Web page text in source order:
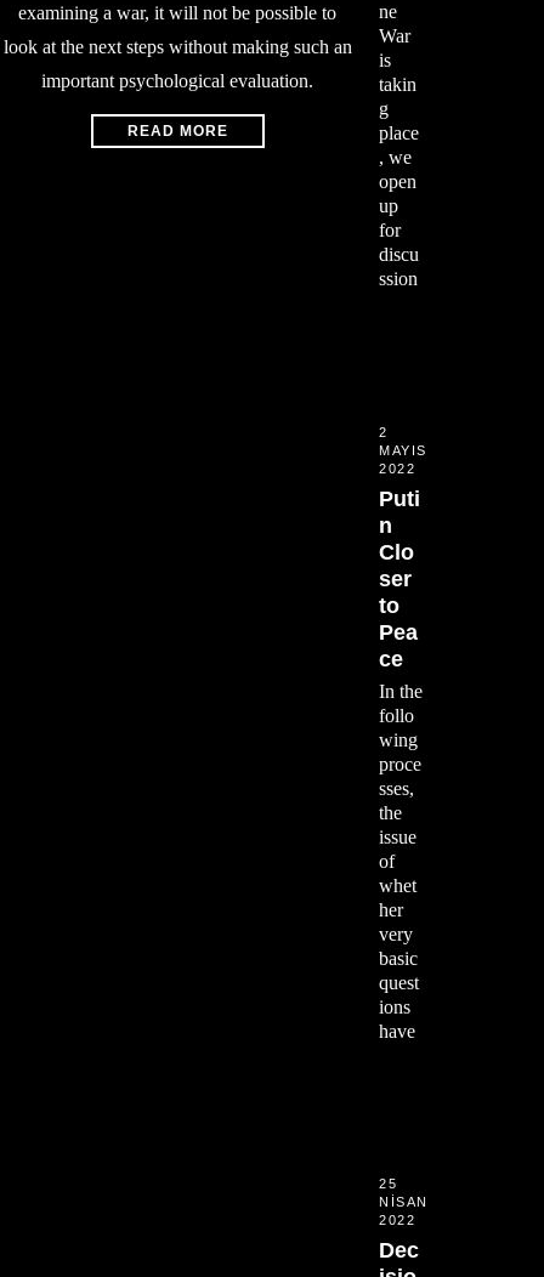
examining a war, it will not be possible to
look at the next steps without making such an
important psychological evaluation.
READ MORE
ne
War
is
takin
g
place
, we
open
up
for
discu
ssion
2
MAYIS
2022
Puti
n
Clo
ser
to
Pea
ce
In the
follo
wing
proce
sses,
the
issue
of
whet
her
very
basic
quest
ions
have
25
NISAN
2022
Dec